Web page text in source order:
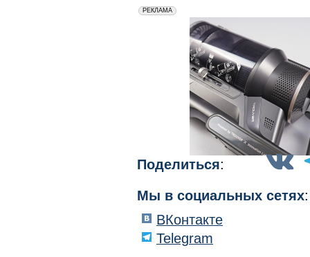
erid: 2VfnxxmNzs5
РЕКЛАМА
Поделиться:
Мы в социальных сетях:
ВКонтакте
Telegram